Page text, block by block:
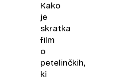
Kako
je
skratka
film
o
petelinčkih,
ki